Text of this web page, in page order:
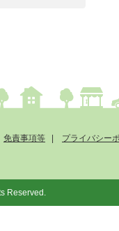
免責事項等 プライバシー
Reserved.